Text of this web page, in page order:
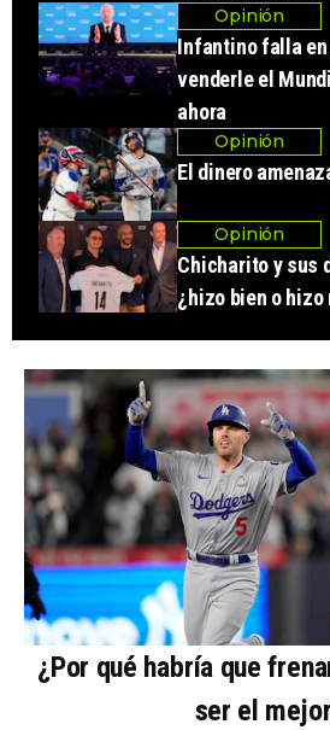
Opinión
Infantino falla
venderle el
ahora
Opinión
El dinero
Opinión
Chicharito y sus
¿hizo bien o hizo
¿Por qué habría que
ser el